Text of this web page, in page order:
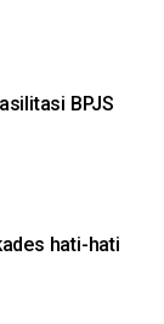
BPJS
hati-hati